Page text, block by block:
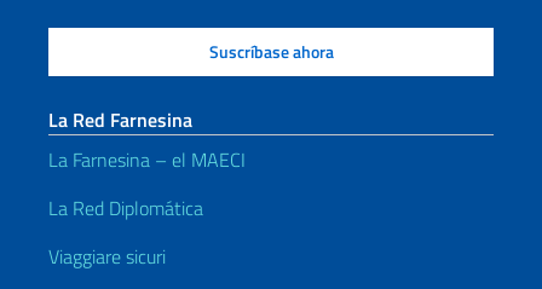
La Red Farnesina
La Farnesina – el MAECI
La Red Diplomática
Viaggiare sicuri